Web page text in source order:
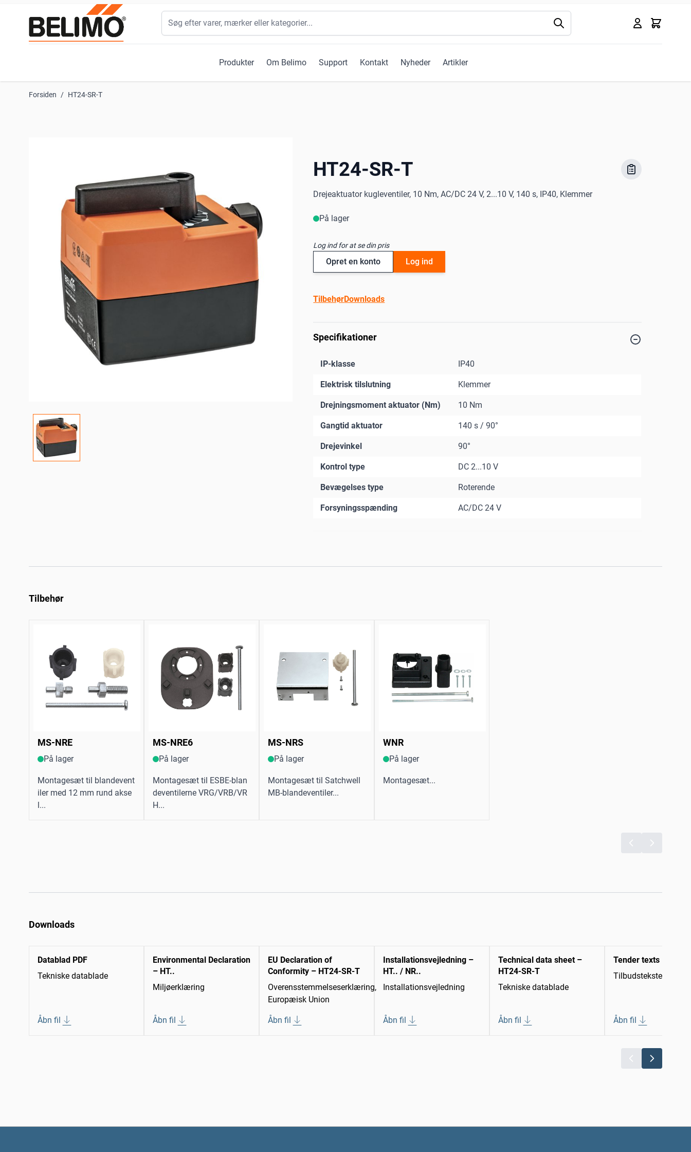
Produkter Om Belimo Support Kontakt Nyheder Artikler
Kurv
Søg
Forsiden / HT24-SR-T
HT24-SR-T
Drejeaktuator kugleventiler, 10 Nm, AC/DC 24 V, 2...10 V, 140 s, IP40, Klemmer
På lager
Log ind for at se din pris
Opret en konto Log ind
TilbehørDownloads
Specifikationer
IP-klasse IP40
Elektrisk tilslutning Klemmer
Drejningsmoment aktuator (Nm) 10 Nm
Gangtid aktuator 140 s / 90°
Drejevinkel 90°
Kontrol type DC 2...10 V
Bevægelses type Roterende
Forsyningsspænding AC/DC 24 V
Tilbehør
MS-NRE
På lager
Montagesæt til blandevent
iler med 12 mm rund akse
l...
MS-NRE6
På lager
Montagesæt til ESBE-blan
deventilerne VRG/VRB/VR
H...
MS-NRS
På lager
Montagesæt til Satchwell
MB-blandeventiler...
WNR
På lager
Montagesæt...
Downloads
Datablad PDF
Tekniske datablade
Åbn fil
Environmental Declaration
– HT..
Miljøerklæring
Åbn fil
EU Declaration of
Conformity – HT24-SR-T
Overensstemmelseserklæring,
Europæisk Union
Åbn fil
Installationsvejledning –
HT.. / NR..
Installationsvejledning
Åbn fil
Technical data sheet –
HT24-SR-T
Tekniske datablade
Åbn fil
Tender texts
Tilbudstekster
Åbn fil